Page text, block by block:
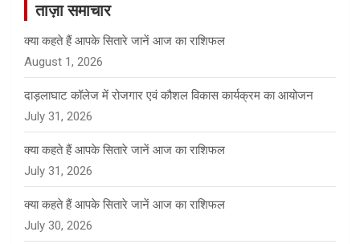
ताज़ा समाचार
क्या कहते हैं आपके सितारे जानें आज का राशिफल
August 1, 2026
दाड़लाघाट कॉलेज में रोजगार एवं कौशल विकास कार्यक्रम का आयोजन
July 31, 2026
क्या कहते हैं आपके सितारे जानें आज का राशिफल
July 31, 2026
क्या कहते हैं आपके सितारे जानें आज का राशिफल
July 30, 2026